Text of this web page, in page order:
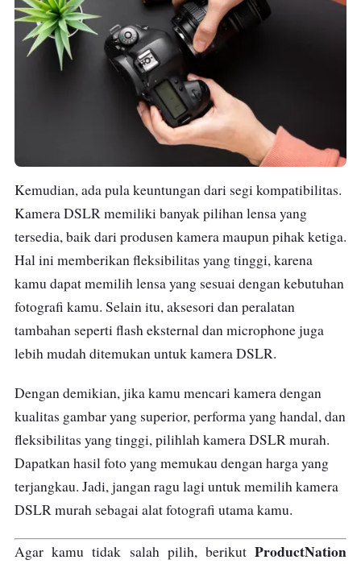
Kemudian, ada pula keuntungan dari segi kompatibilitas.
Kamera DSLR memiliki banyak pilihan lensa yang
tersedia, baik dari produsen kamera maupun pihak ketiga.
Hal ini memberikan fleksibilitas yang tinggi, karena
kamu dapat memilih lensa yang sesuai dengan kebutuhan
fotografi kamu. Selain itu, aksesori dan peralatan
tambahan seperti flash eksternal dan microphone juga
lebih mudah ditemukan untuk kamera DSLR.
Dengan demikian, jika kamu mencari kamera dengan
kualitas gambar yang superior, performa yang handal, dan
fleksibilitas yang tinggi, pilihlah kamera DSLR murah.
Dapatkan hasil foto yang memukau dengan harga yang
terjangkau. Jadi, jangan ragu lagi untuk memilih kamera
DSLR murah sebagai alat fotografi utama kamu.
Agar kamu tidak salah pilih, berikut ProductNation